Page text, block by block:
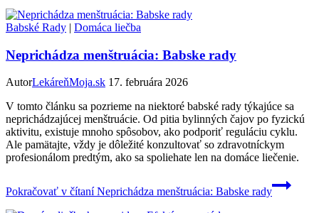
Babské Rady | Domáca liečba
Neprichádza menštruácia: Babske rady
AutorLekáreňMoja.sk 17. februára 2026
V tomto článku sa pozrieme na niektoré babské rady týkajúce sa
neprichádzajúcej menštruácie. Od pitia bylinných čajov po fyzickú
aktivitu, existuje mnoho spôsobov, ako podporiť reguláciu cyklu.
Ale pamätajte, vždy je dôležité konzultovať so zdravotníckym
profesionálom predtým, ako sa spoliehate len na domáce liečenie.
Pokračovať v čítaníNeprichádza menštruácia: Babske rady